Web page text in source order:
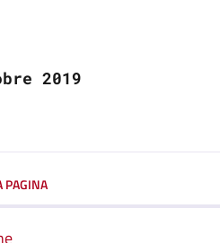
2019
PAGINA